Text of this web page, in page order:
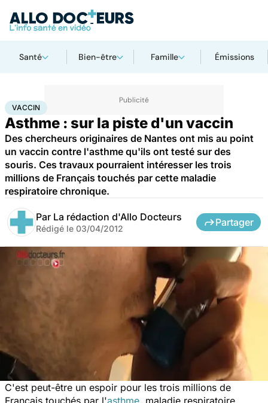
Santé Bien-être Famille Émissions
AccueilSanté Vaccin
VACCIN
Asthme : sur la piste d'un vaccin
Des chercheurs originaires de Nantes ont mis au point
un vaccin contre l'asthme qu'ils ont testé sur des
souris. Ces travaux pourraient intéresser les trois
millions de Français touchés par cette maladie
respiratoire chronique.
Par La rédaction d'Allo Docteurs
Rédigé le 03/04/2012
Partager
C'est peut-être un espoir pour les trois millions de
Français touchés par l'asthme, maladie respiratoire